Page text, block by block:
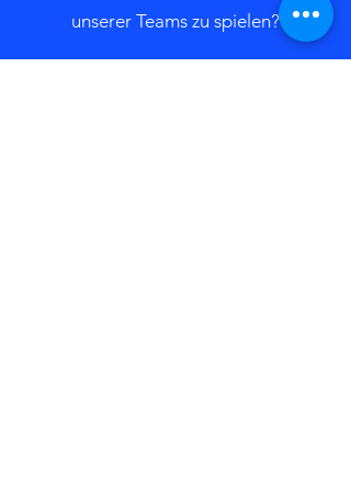
unserer Teams zu spielen?